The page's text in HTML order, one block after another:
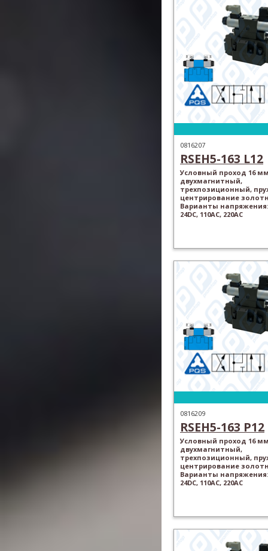
0816207
RSEH5-163 L12
Условный проход 16
двухмагнитный,
трехпозиционный,
центрирование
Варианты напряжения:
24DC, 110AC, 220AC
0816209
RSEH5-163 P12
Условный проход 16
двухмагнитный,
трехпозиционный,
центрирование
Варианты напряжения:
24DC, 110AC, 220AC